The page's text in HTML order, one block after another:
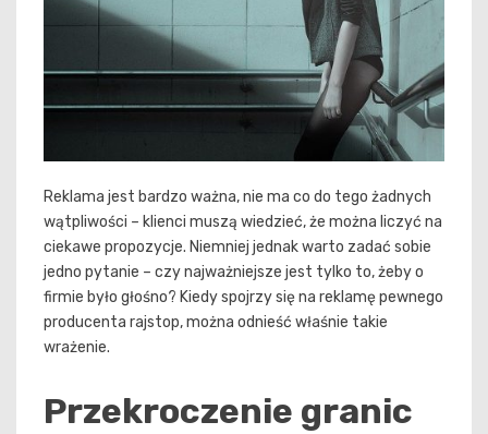
Reklama jest bardzo ważna, nie ma co do tego żadnych
wątpliwości – klienci muszą wiedzieć, że można liczyć na
ciekawe propozycje. Niemniej jednak warto zadać sobie
jedno pytanie – czy najważniejsze jest tylko to, żeby o
firmie było głośno? Kiedy spojrzy się na reklamę pewnego
producenta rajstop, można odnieść właśnie takie
wrażenie.
Przekroczenie granic